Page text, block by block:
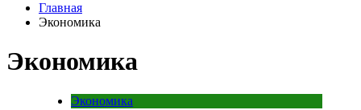
Главная
Экономика
Экономика
Экономика